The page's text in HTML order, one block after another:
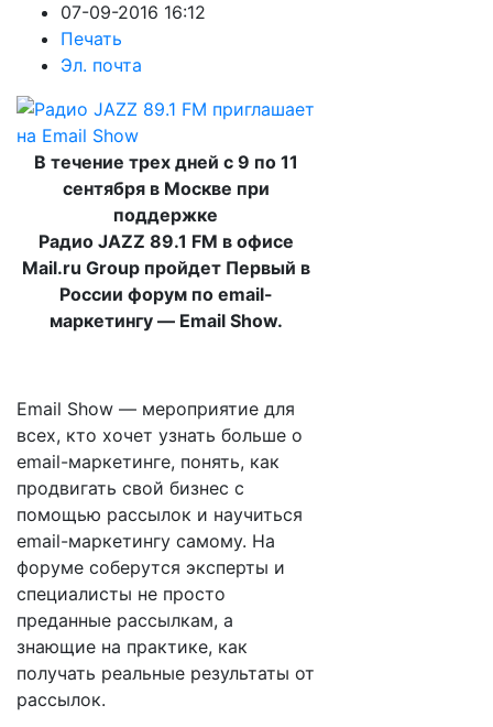
07-09-2016 16:12
Печать
Эл. почта
В течение трех дней с 9 по 11
сентября в Москве при
поддержке
Радио JAZZ 89.1 FM в офисе
Mail.ru Group пройдет Первый в
России форум по email-
маркетингу — Email Show.
Email Show — мероприятие для
всех, кто хочет узнать больше о
email-маркетинге, понять, как
продвигать свой бизнес с
помощью рассылок и научиться
email-маркетингу самому. На
форуме соберутся эксперты и
специалисты не просто
преданные рассылкам, а
знающие на практике, как
получать реальные результаты от
рассылок.